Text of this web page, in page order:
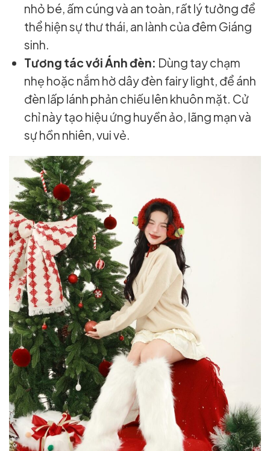
nhỏ bé, ấm cúng và an toàn, rất lý tưởng để
thể hiện sự thư thái, an lành của đêm Giáng
sinh.
Tương tác với Ánh đèn: Dùng tay chạm
nhẹ hoặc nắm hờ dây đèn fairy light, để ánh
đèn lấp lánh phản chiếu lên khuôn mặt. Cử
chỉ này tạo hiệu ứng huyền ảo, lãng mạn và
sự hồn nhiên, vui vẻ.